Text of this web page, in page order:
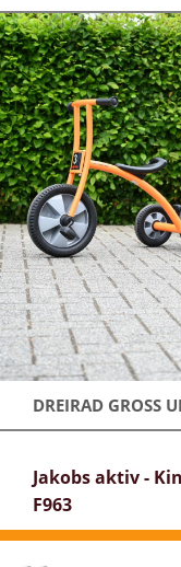
DREIRAD GROSS
Jakobs aktiv -
F963